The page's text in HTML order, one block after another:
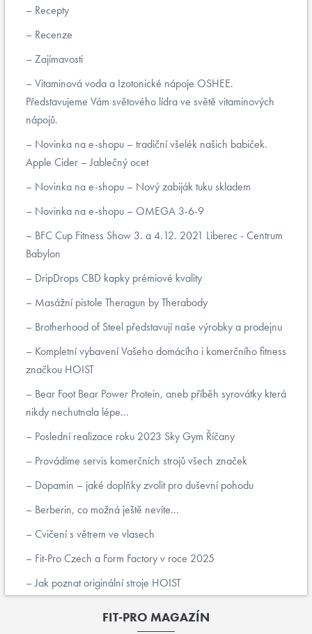
Recepty
Recenze
Zajímavosti
Vitaminová voda a Izotonické nápoje OSHEE.
Představujeme Vám světového lídra ve světě vitaminových
nápojů.
Novinka na e-shopu – tradiční všelék našich babiček.
Apple Cider – Jablečný ocet
Novinka na e-shopu – Nový zabiják tuku skladem
Novinka na e-shopu – OMEGA 3-6-9
BFC Cup Fitness Show 3. a 4.12. 2021 Liberec - Centrum
Babylon
DripDrops CBD kapky prémiové kvality
Masážní pistole Theragun by Therabody
Brotherhood of Steel představují naše výrobky a prodejnu
Kompletní vybavení Vašeho domácího i komerčního fitness
značkou HOIST
Bear Foot Bear Power Protein, aneb příběh syrovátky která
nikdy nechutnala lépe...
Poslední realizace roku 2023 Sky Gym Říčany
Provádíme servis komerčních strojů všech značek
Dopamin – jaké doplňky zvolit pro duševní pohodu
Berberin, co možná ještě nevíte...
Cvičení s větrem ve vlasech
Fit-Pro Czech a Form Factory v roce 2025
Jak poznat originální stroje HOIST
FIT-PRO MAGAZÍN